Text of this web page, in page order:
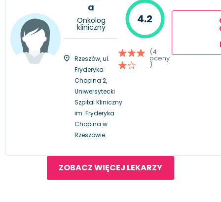
a
Onkolog
kliniczny
Rzeszów, ul.
Fryderyka
Chopina 2,
Uniwersytecki
Szpital Kliniczny
im. Fryderyka
Chopina w
Rzeszowie
4.2
(4
oceny
)
ZOBACZ WIĘCEJ LEKARZY